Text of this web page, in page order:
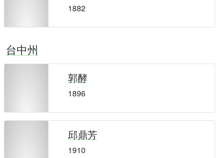
1882
台中州
郭酵
1896
邱鼎芳
1910